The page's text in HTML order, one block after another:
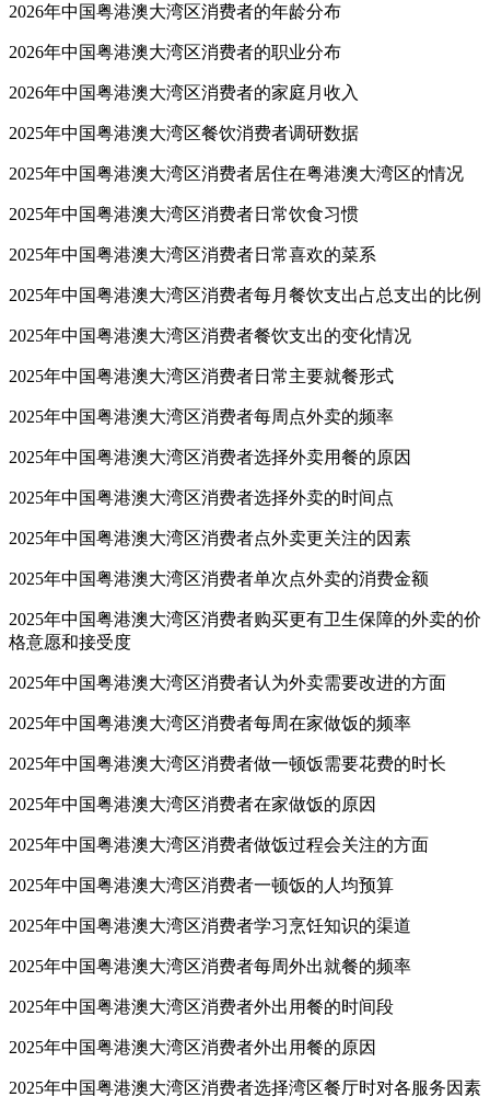
2026年中国粤港澳大湾区消费者的年龄分布
2026年中国粤港澳大湾区消费者的职业分布
2026年中国粤港澳大湾区消费者的家庭月收入
2025年中国粤港澳大湾区餐饮消费者调研数据
2025年中国粤港澳大湾区消费者居住在粤港澳大湾区的情况
2025年中国粤港澳大湾区消费者日常饮食习惯
2025年中国粤港澳大湾区消费者日常喜欢的菜系
2025年中国粤港澳大湾区消费者每月餐饮支出占总支出的比例
2025年中国粤港澳大湾区消费者餐饮支出的变化情况
2025年中国粤港澳大湾区消费者日常主要就餐形式
2025年中国粤港澳大湾区消费者每周点外卖的频率
2025年中国粤港澳大湾区消费者选择外卖用餐的原因
2025年中国粤港澳大湾区消费者选择外卖的时间点
2025年中国粤港澳大湾区消费者点外卖更关注的因素
2025年中国粤港澳大湾区消费者单次点外卖的消费金额
2025年中国粤港澳大湾区消费者购买更有卫生保障的外卖的价
格意愿和接受度
2025年中国粤港澳大湾区消费者认为外卖需要改进的方面
2025年中国粤港澳大湾区消费者每周在家做饭的频率
2025年中国粤港澳大湾区消费者做一顿饭需要花费的时长
2025年中国粤港澳大湾区消费者在家做饭的原因
2025年中国粤港澳大湾区消费者做饭过程会关注的方面
2025年中国粤港澳大湾区消费者一顿饭的人均预算
2025年中国粤港澳大湾区消费者学习烹饪知识的渠道
2025年中国粤港澳大湾区消费者每周外出就餐的频率
2025年中国粤港澳大湾区消费者外出用餐的时间段
2025年中国粤港澳大湾区消费者外出用餐的原因
2025年中国粤港澳大湾区消费者选择湾区餐厅时对各服务因素